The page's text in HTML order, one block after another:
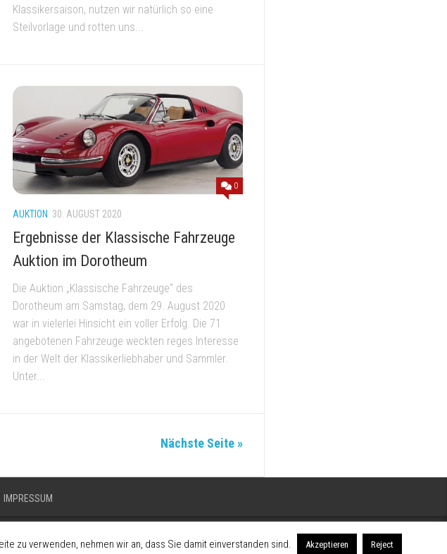
Klassikersaison, nutzen wir natürlich so eine
Steilvorlage und rotten uns...
0
AUKTION 30. AUGUST 2020
Ergebnisse der Klassische Fahrzeuge
Auktion im Dorotheum
Die Auktion „Klassische Fahrzeuge“ des
Dorotheum am Samstag, dem 29. August 2020
war in vielerlei Hinsicht ein voller Erfolg. Die 71
angebotenen Fahrzeuge weckten reges Interesse
in der Welt der Klassikerliebhaber und Sammler.
Unter...
Nächste Seite »
IMPRESSUM
zu verwenden, nehmen wir an, dass Sie damit einverstanden sind. Akzeptieren Reject